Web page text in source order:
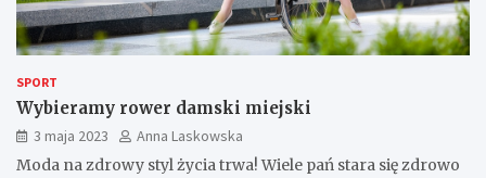
SPORT
Wybieramy rower damski miejski
3 maja 2023
Anna Laskowska
Moda na zdrowy styl życia trwa! Wiele pań stara się zdrowo